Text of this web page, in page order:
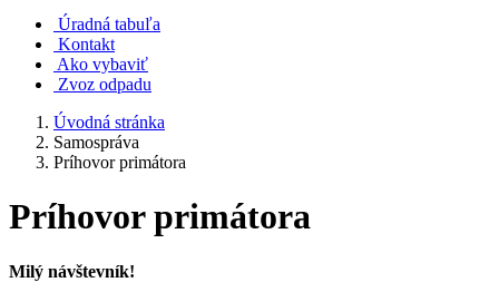
Úradná tabuľa
Kontakt
Ako vybaviť
Zvoz odpadu
Úvodná stránka
Samospráva
Príhovor primátora
Príhovor primátora
Milý návštevník!